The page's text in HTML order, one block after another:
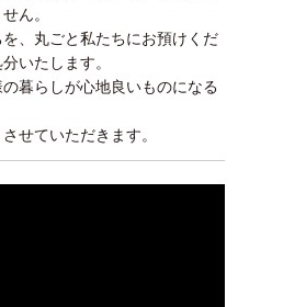
ん。
、丸ごと私たちにお預けくだ
いたします。
暮らしが心地良いものになる
せていただきます。